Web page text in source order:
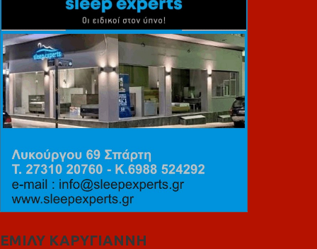
ΕΜΙΛΥ ΚΑΡΥΓΙΑΝΝΗ